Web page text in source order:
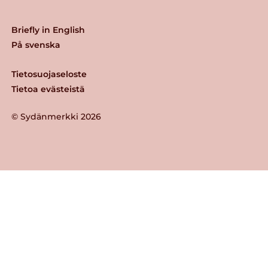
© Sydänmerkki 2026
Tietosuojaseloste
Tietoa evästeistä
Briefly in English
På svenska